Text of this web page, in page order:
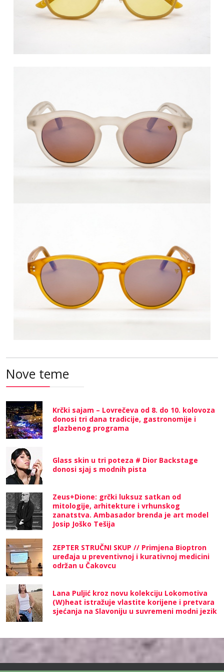
Nove teme
Krčki sajam – Lovrečeva od 8. do 10. kolovoza
donosi tri dana tradicije, gastronomije i
glazbenog programa
Glass skin u tri poteza # Dior Backstage
donosi sjaj s modnih pista
Zeus+Dione: grčki luksuz satkan od
mitologije, arhitekture i vrhunskog
zanatstva. Ambasador brenda je art model
Josip Joško Tešija
ZEPTER STRUČNI SKUP // Primjena Bioptron
uređaja u preventivnoj i kurativnoj medicini
održan u Čakovcu
Lana Puljić kroz novu kolekciju Lokomotiva
(W)heat istražuje vlastite korijene i pretvara
sjećanja na Slavoniju u suvremeni modni jezik